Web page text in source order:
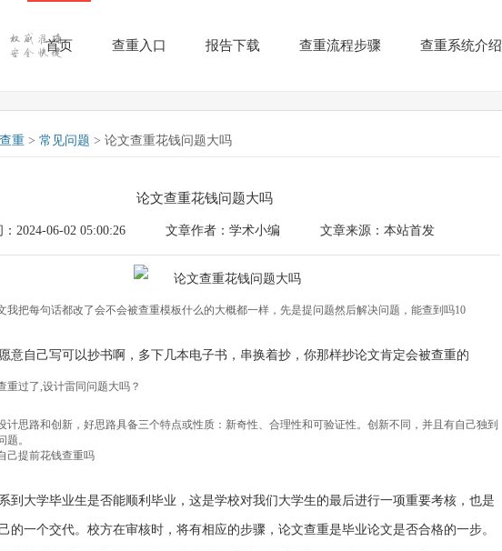
首页 查重入口 报告下载 查重流程步骤 查重系统介绍
重 > 常见问题 > 论文查重花钱问题大吗
论文查重花钱问题大吗
2024-06-02 05:00:26 文章作者：学术小编 文章来源：本站首发
我把每句话都改了会不会被查重模板什么的大概都一样，先是提问题然后解决问题，能查到吗10
意自己写可以抄书啊，多下几本电子书，串换着抄，你那样抄论文肯定会被查重的
重过了,设计雷同问题大吗？
计思路和创新，好思路具备三个特点或性质：新奇性、合理性和可验证性。创新不同，并且有自己独到
。
己提前花钱查重吗
到大学毕业生是否能顺利毕业，这是学校对我们大学生的最后进行一项重要考核，也是
的一个交代。校方在审核时，将有相应的步骤，论文查重是毕业论文是否合格的一步。